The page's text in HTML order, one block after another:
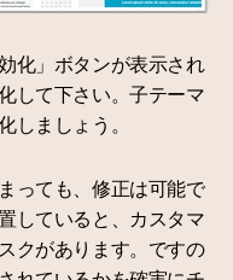
化」ボタンが表示され
して下さい。子テーマ
しましょう。
っても、修正は可能で
していると、カスタマ
クがあります。ですの